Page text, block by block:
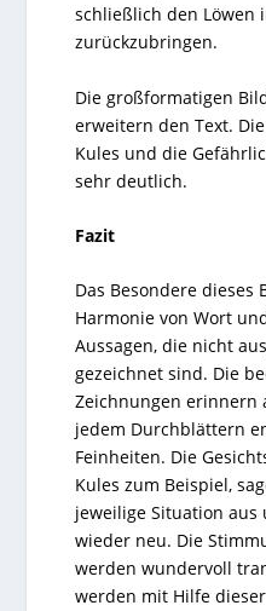
schließlich den Löwen
zurückzubringen.
Die großformatigen
erweitern den Text.
Kules und die
sehr deutlich.
Fazit
Das Besondere dieses
Harmonie von Wort
Aussagen, die nicht
gezeichnet sind. Die
Zeichnungen erinnern
jedem Durchblättern
Feinheiten. Die
Kules zum Beispiel,
jeweilige Situation
wieder neu. Die
werden wundervoll
werden mit Hilfe